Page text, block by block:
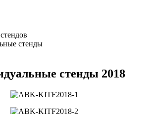
стенды
стенды 2018